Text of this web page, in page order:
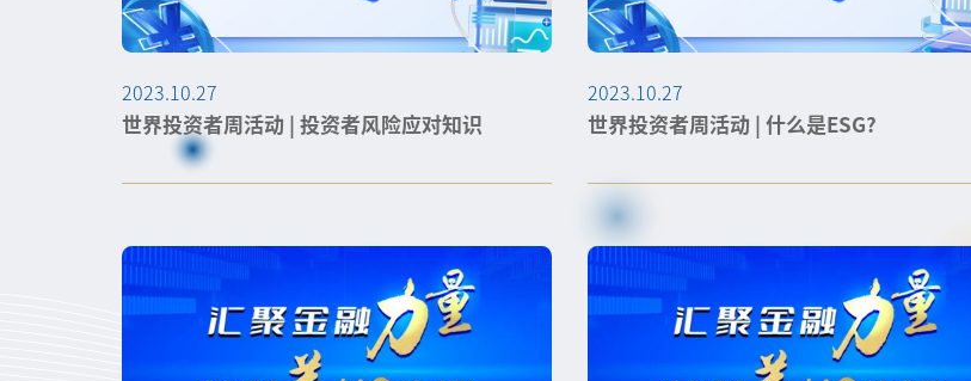
2023.10.27
世界投资者周活动 | 投资者风险应对知识
2023.10.27
世界投资者周活动 | 什么是ESG?